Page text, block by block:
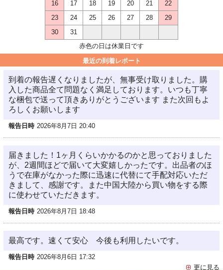
16
17 18 19 20 21
22
23
24 25 26 27 28
29
30
31
赤色の日は休業日です
最近の到着レポート
到着の報告遅くなりましたが、無事受け取りました。購
入した商品全て問題なく満足しております。いつも丁寧
な梱包で送って頂きありがとうございます また次回もよ
ろしくお願いします
報告日時 2026年8月7日 20:40
届きました！1ヶ月くらいかかるのかと思っておりました
が、2週間ほどで届いて大変嬉しかったです。出品者のほ
うで在庫がなかった際に迅速に代替にて手配対応いただ
きまして、感謝です。また中国大陸から買い物をする際
に使わせていただきます。
報告日時 2026年8月7日 18:48
最高です。速くて安心 今後も利用したいです。
報告日時 2026年8月6日 17:32
更に見る